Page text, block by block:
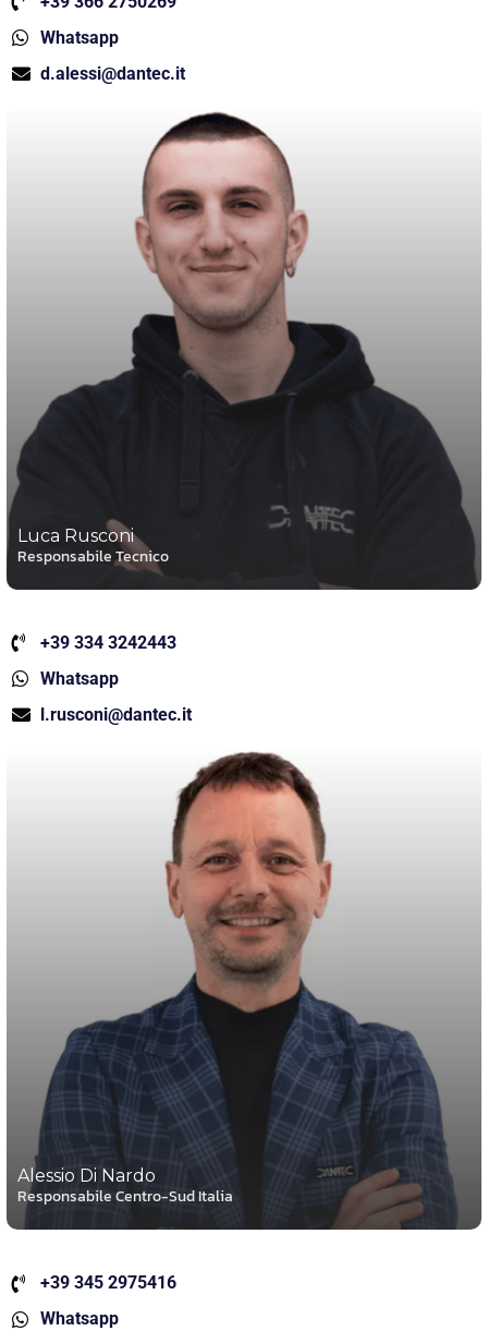
Whatsapp
d.alessi@dantec.it
Luca Rusconi
Responsabile Tecnico
+39 334 3242443
Whatsapp
l.rusconi@dantec.it
Alessio Di Nardo
Responsabile Centro-Sud Italia
+39 345 2975416
Whatsapp